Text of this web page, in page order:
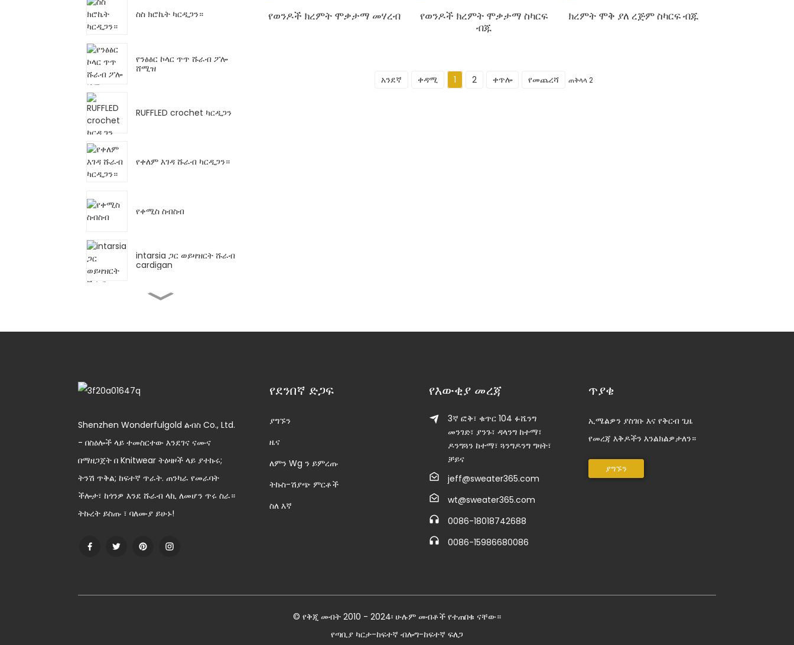
ስስ ክሮኬት ካርዲጋን።
የንፅፅር ኮላር ጥጥ ሹራብ ፖሎ
ሸሚዝ
RUFFLED crochet ካርዲጋን
የቀለም እገዳ ሹራብ ካርዲጋን።
የቀሚስ ስብስብ
intarsia ጋር ወይዛዝርት ሹራብ
cardigan
ግራጫ ሞገድ ወንዶች Beanie
የወንዶች ክረምት ሞቃታማ መሃረብ
የወንዶች ክረምት ሞቃታማ ስካርፍ
ብጁ
ክረምት ሞቅ ያለ ረጅም ስካርፍ ብጁ
አንደኛ ቀዳሚ 1 2 ቀጥሎ የመጨረሻ ጠቅላላ 2
Shenzhen Wonderfulgold ልብስ Co., Ltd.
- በስዕሎች ላይ ተመስርተው እንደገና ናሙና
በማዘጋጀት በ Knitwear ትዕዛዞች ላይ ያተኩሩ;
ትንሽ ጥቅል; ከፍተኛ ጥራት. ጠንካራ የመራባት
ችሎታ፣ ከጎንዎ እንደ ሹራብ ላኪ ለመሆን ጥሩ ስራ።
ትኩረት ይስጡ ፣ ባለሙያ ይሁኑ!
የደንበኛ ድጋፍ
ያግኙን
ዜና
ለምን Wg ን ይምረጡ
ትኩስ-ሽያጭ ምርቶች
ስለ እኛ
የእውቂያ መረጃ
3ኛ ፎቅ፣ ቁጥር 104 ፉሼንግ
መንገድ፣ ያንጉ፣ ዳላንግ ከተማ፣
ዶንግጓን ከተማ፣ ጓንግዶንግ ግዛት፣
ቻይና
jeff@sweater365.com
wt@sweater365.com
0086-18018742688
0086-15986680086
ጥያቄ
ኢሜልዎን ያስገቡ እና የቅርብ ጊዜ
የመረጃ እቅዶችን እንልክልዎታለን።
ያግኙን
© የቅጂ መብት 2010 - 2024፡ ሁሉም መብቶች የተጠበቁ ናቸው።
የጣቢያ ካርታ-ከፍተኛ ብሎግ-ከፍተኛ ፍለጋ